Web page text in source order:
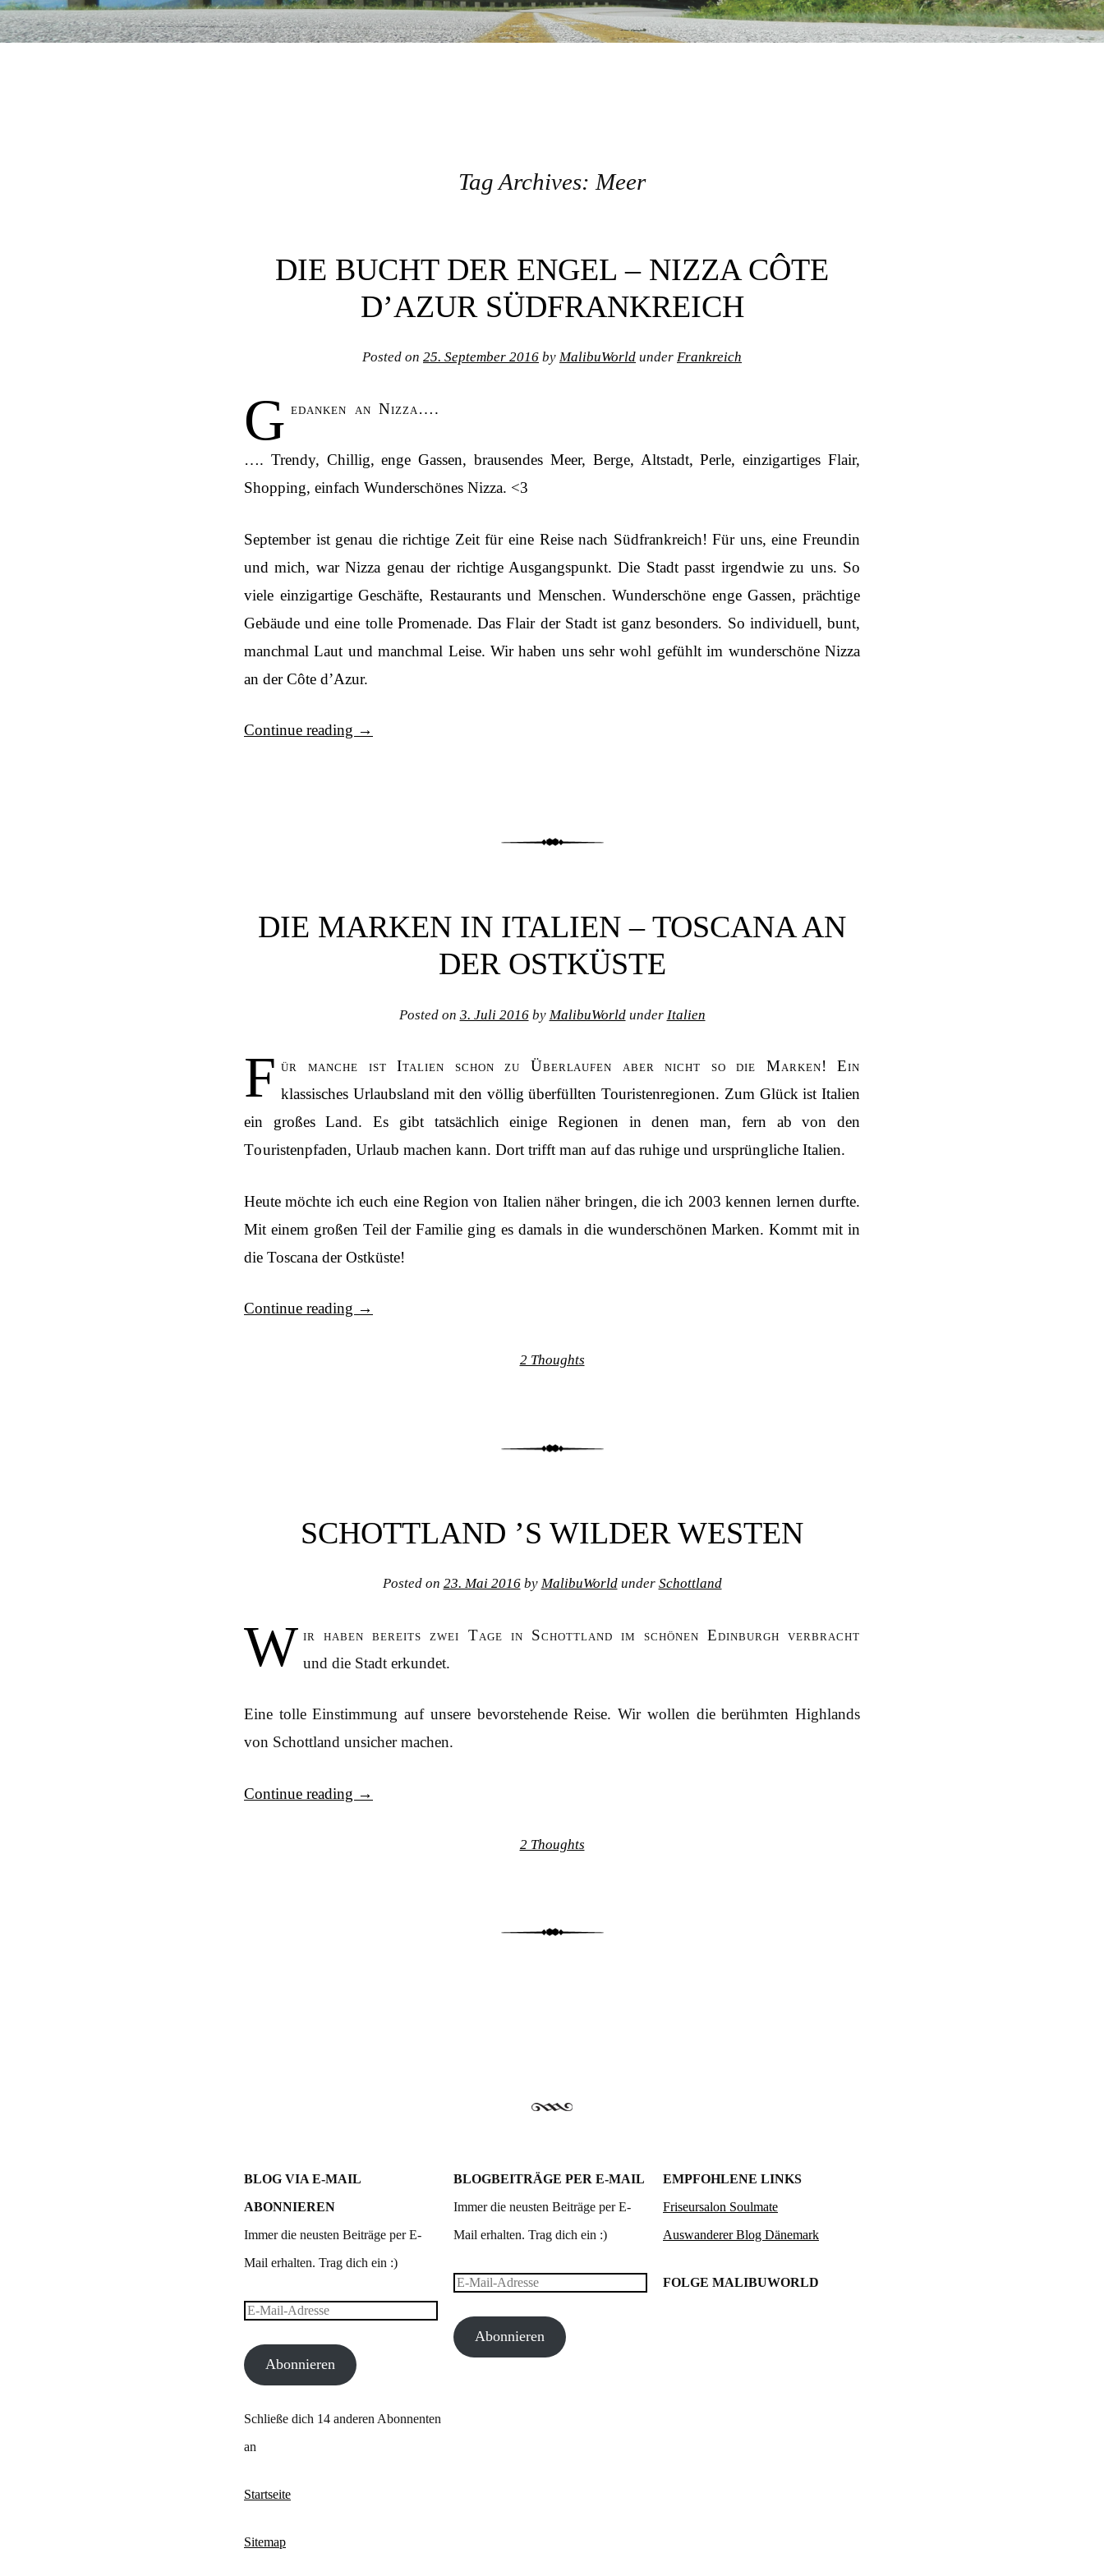
Tag Archives: Meer
DIE BUCHT DER ENGEL – NIZZA CÔTE
D’AZUR SÜDFRANKREICH
Posted on 25. September 2016 by MalibuWorld under Frankreich
G edanken an Nizza….
…. Trendy, Chillig, enge Gassen, brausendes Meer, Berge, Altstadt, Perle, einzigartiges Flair,
Shopping, einfach Wunderschönes Nizza. <3
September ist genau die richtige Zeit für eine Reise nach Südfrankreich! Für uns, eine Freundin
und mich, war Nizza genau der richtige Ausgangspunkt. Die Stadt passt irgendwie zu uns. So
viele einzigartige Geschäfte, Restaurants und Menschen. Wunderschöne enge Gassen, prächtige
Gebäude und eine tolle Promenade. Das Flair der Stadt ist ganz besonders. So individuell, bunt,
manchmal Laut und manchmal Leise. Wir haben uns sehr wohl gefühlt im wunderschöne Nizza
an der Côte d’Azur.
Continue reading →
DIE MARKEN IN ITALIEN – TOSCANA AN
DER OSTKÜSTE
Posted on 3. Juli 2016by MalibuWorldunder Italien
F ür manche ist Italien schon zu Überlaufen aber nicht so die Marken! Ein
klassisches Urlaubsland mit den völlig überfüllten Touristenregionen. Zum Glück ist Italien
ein großes Land. Es gibt tatsächlich einige Regionen in denen man, fern ab von den
Touristenpfaden, Urlaub machen kann. Dort trifft man auf das ruhige und ursprüngliche Italien.
Heute möchte ich euch eine Region von Italien näher bringen, die ich 2003 kennen lernen durfte.
Mit einem großen Teil der Familie ging es damals in die wunderschönen Marken. Kommt mit in
die Toscana der Ostküste!
Continue reading →
2 Thoughts
SCHOTTLAND ’S WILDER WESTEN
Posted on 23. Mai 2016by MalibuWorldunder Schottland
W ir haben bereits zwei Tage in Schottland im schönen Edinburgh verbracht
und die Stadt erkundet.
Eine tolle Einstimmung auf unsere bevorstehende Reise. Wir wollen die berühmten Highlands
von Schottland unsicher machen.
Continue reading →
2 Thoughts
BLOG VIA E-MAIL
ABONNIEREN
Immer die neusten Beiträge per E-
Mail erhalten. Trag dich ein :)
E-
AdresseAbonnieren
Schließe dich 14 anderen Abonnenten
an
Startseite
Sitemap
BLOGBEITRÄGE PER E-MAIL
Immer die neusten Beiträge per E-
Mail erhalten. Trag dich ein :)
E-
AdresseAbonnieren
EMPFOHLENE LINKS
Friseursalon Soulmate
Auswanderer Blog Dänemark
FOLGE MALIBUWORLD